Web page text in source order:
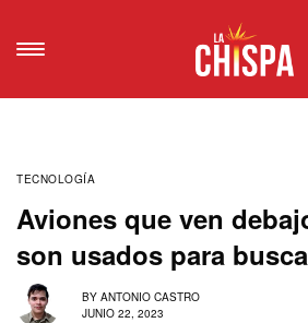
TECNOLOGÍA
Aviones que ven
son usados para
BY ANTONIO CASTRO
JUNIO 22, 2023